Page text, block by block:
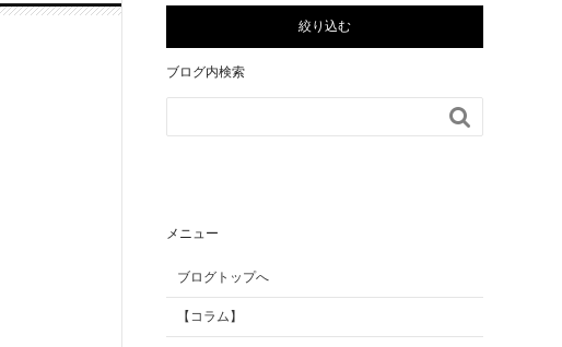
【商品情報】
AGILITY Affa(アジリテ
ィ アファ)
絞り込む
ブログ内検索

メニュー
ブログトップへ
【コラム】